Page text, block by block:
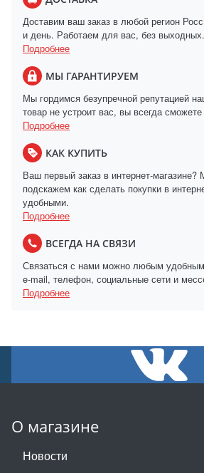
Доставим ваш заказ в любой регион
и день. Работаем для вас, без выходных.
Подробнее
МЫ ГАРАНТИРУЕМ
Мы гордимся безупречной репутацией
товар не устроит вас, вы всегда
Подробнее
КАК КУПИТЬ
Ваш первый заказ в интернет-
подскажем как сделать покупки в
удобными.
Подробнее
ВСЕГДА НА СВЯЗИ
Связаться с нами можно любым
e-mail, телефон, социальные сети и
Подробнее
О магазине
Новости